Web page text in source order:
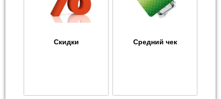
Скидки Средний чек